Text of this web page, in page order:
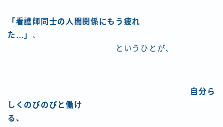
「看護師同士の人間関係にもう疲れ
た…」 、
というひとが、
自分ら
しくのびのびと働け
る、